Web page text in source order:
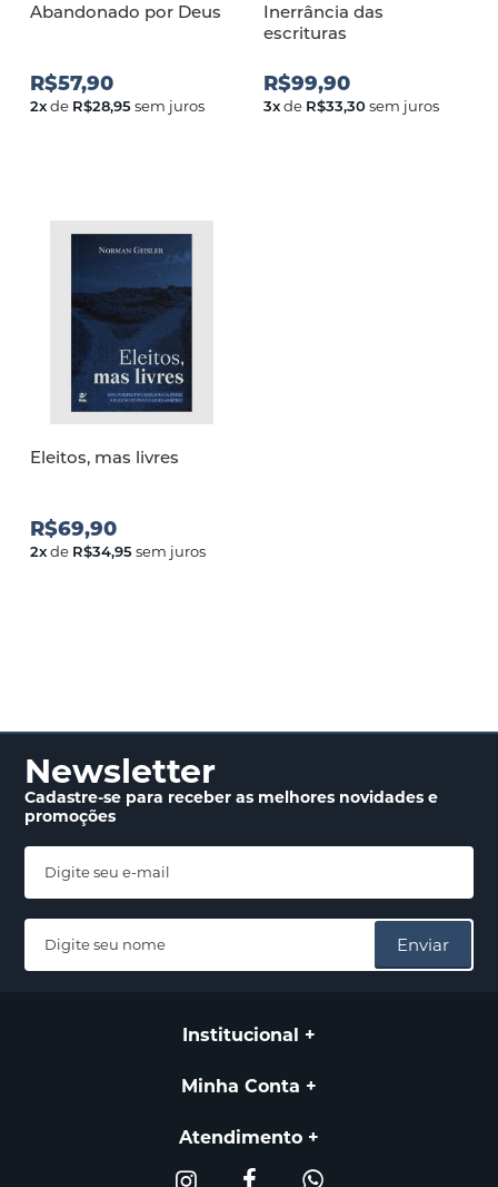
Abandonado por Deus
R$57,90
2xde R$28,95sem juros
Inerrância das
escrituras
R$99,90
3xde R$33,30sem juros
Eleitos, mas livres
R$69,90
2xde R$34,95sem juros
Newsletter
Cadastre-se para receberas melhores novidadese
promoções
Enviar
Institucional
Minha Conta
Atendimento